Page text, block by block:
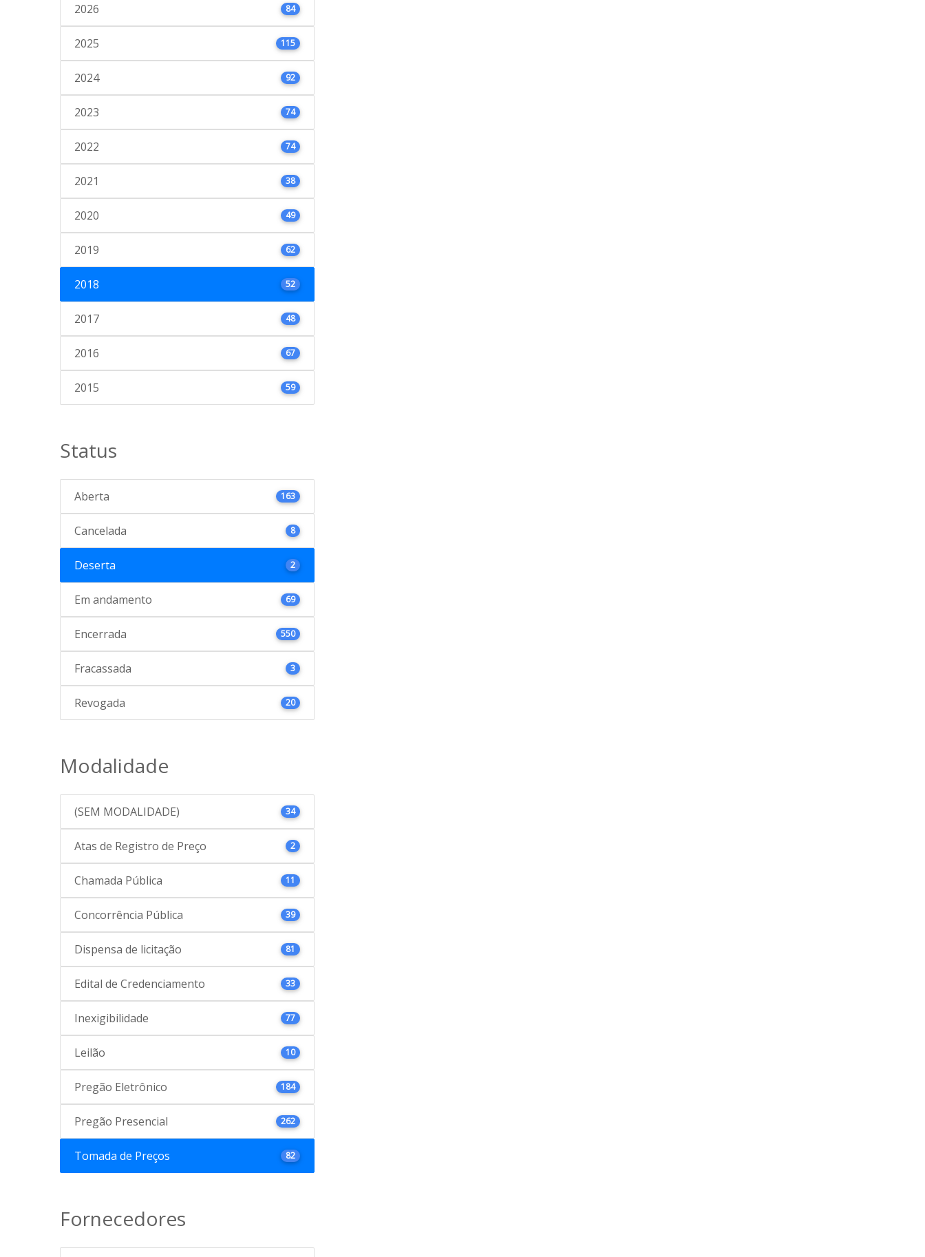
2026 84
2025 115
2024 92
2023 74
2022 74
2021 38
2020 49
2019 62
2018 52
2017 48
2016 67
2015 59
Status
Aberta 163
Cancelada 8
Deserta 2
Em andamento 69
Encerrada 550
Fracassada 3
Revogada 20
Modalidade
(SEM MODALIDADE) 34
Atas de Registro de Preço 2
Chamada Pública 11
Concorrência Pública 39
Dispensa de licitação 81
Edital de Credenciamento 33
Inexigibilidade 77
Leilão 10
Pregão Eletrônico 184
Pregão Presencial 262
Tomada de Preços 82
Fornecedores